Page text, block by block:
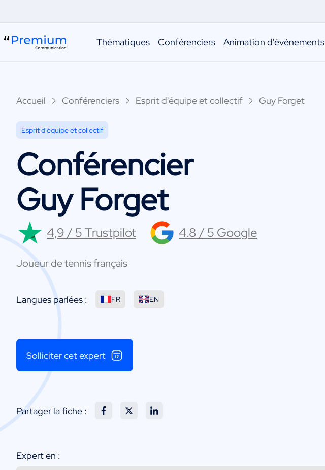
Thématiques Conférenciers Animation d'événements
Accueil Conférenciers Esprit d'équipe et collectif Guy Forget
Esprit d'équipe et collectif
Conférencier
Guy Forget
4,9 / 5 Trustpilot 4.8 / 5 Google
Joueur de tennis français
Langues parlées : FR EN
Solliciter cet expert
Partager la fiche :
Expert en :